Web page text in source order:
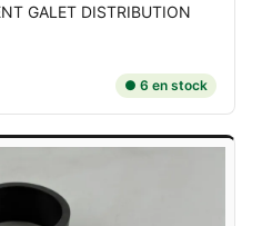
GALET DISTRIBUTION
● 6 en stock